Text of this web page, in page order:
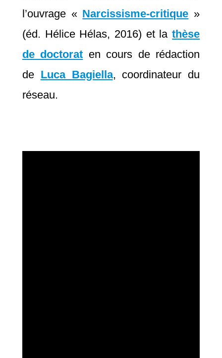
l’ouvrage « Narcissisme-critique »
(éd. Hélice Hélas, 2016) et lathèse
de doctorat en cours de rédaction
de Luca Bagiella, coordinateur du
réseau.